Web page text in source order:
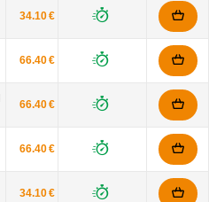
34.10 €
66.40 €
66.40 €
66.40 €
34.10 €